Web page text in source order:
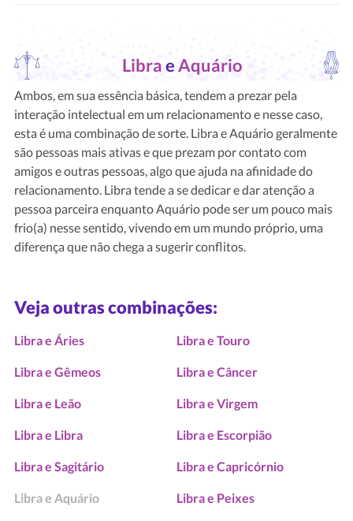
LibraeAquário
Ambos, em sua essência básica, tendem a prezar pela
interação intelectual em um relacionamento e nesse caso,
esta é uma combinação de sorte. Libra e Aquário geralmente
são pessoas mais ativas e que prezam por contato com
amigos e outras pessoas, algo que ajuda na afinidade do
relacionamento. Libra tende a se dedicar e dar atenção a
pessoa parceira enquanto Aquário pode ser um pouco mais
frio(a) nesse sentido, vivendo em um mundo próprio, uma
diferença que não chega a sugerir conflitos.
Veja outras combinações:
Libra e Áries Libra e Touro
Libra e Gêmeos Libra e Câncer
Libra e Leão Libra e Virgem
Libra e Libra Libra e Escorpião
Libra e Sagitário Libra e Capricórnio
Libra e Aquário Libra e Peixes